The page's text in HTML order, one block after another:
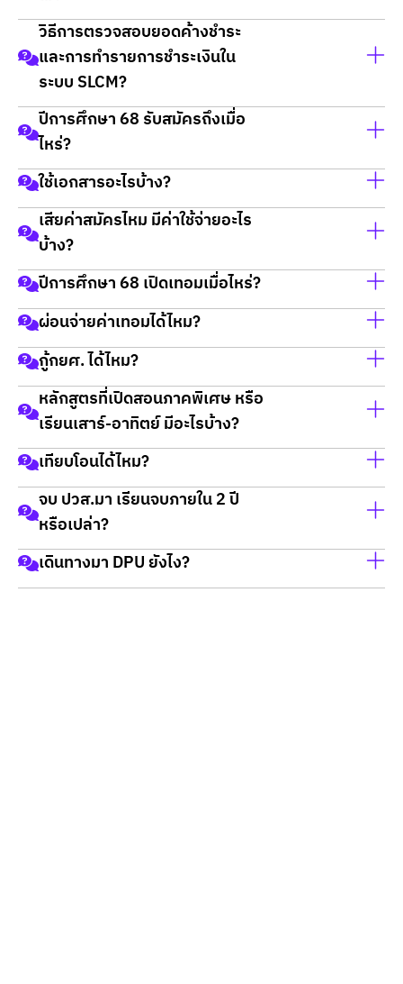
หน้าค่าเทอมปริญญาเอก
สามารถดูรายละเอียดเพิ่มเติมได้ที่
ระดับปริญญาตรี
DPU มีหอพักนักศึกษาพร้อมสิ่งอำนวยความสะดวกครบ
ครัน สอบถามข้อมูลเพิ่มเติมได้ที่หอพัก
วิธีการตรวจสอบยอดค้างชำระ
และการทำรายการชำระเงินใน
ระบบ SLCM?
นักศึกษาสามารถศึกษาวิธีการตรวจสอบยอดค้างชำระและ
การชำระเงินได้
ปีการศึกษา 68 รับสมัครถึงเมื่อ
ไหร่?
เปิดรับสมัครเทอม 1/2568 แล้ววันนี้ ถึง 10 สิงหาคม
2568
ใช้เอกสารอะไรบ้าง?
1.สำเนาบัตรประชาชน
2.สำเนาทะเบียนบ้าน
3.วุฒิการศึกษา (ใบเกรด ถ้าไม่มี สามารถยื่นภายหลังได้
ไม่ใช้ GatPat ใช้เกรด 5- 6 เทอม ก็สมัครได้เลย และไม่
กำหนดเกรดขั้นต่ำค่ะ
เสียค่าสมัครไหม มีค่าใช้จ่ายอะไร
บ้าง?
ไม่เสียค่าสมัครค่ะ สามารถสมัครแล้วรายงานตัวได้เลยค่ะ
โดยค่าใช้จ่ายมีดังนี้ค่ะ
1.กรณีไม่กู้ จ่ายค่าเทอมเบื้องต้นก่อน 10,000 บาทได้ที่
เหลือผ่อนจ่ายได้ค่ะ
2.กรณียื่นกู้ กยศ. ทั้งรายใหม่และรายเก่า
จ่ายค่ามัดจำสิทธิ์การกู้ 2,000 บาท โดยไม่ต้องสำรองจ่าย
ค่าเทอมก่อนค่ะ
ปีการศึกษา 68 เปิดเทอมเมื่อไหร่?
เปิดเทอม 1/2568 เดือนสิงหาคม 2568 (ทุกชั้นปีค่ะ)
ผ่อนจ่ายค่าเทอมได้ไหม?
สามารถผ่อนจ่ายค่าเทอมได้ค่ะ โดยนักศึกษาสามารถขึ้นไป
ติดต่อที่
ฝ่ายการเงิน อาคารอธิการบดี 2 ชั้น 3
กู้กยศ. ได้ไหม?
สามารถยื่นกู้ได้ทุกคณะ ทุกสาขา ดูรายละเอียดเพิ่มเติม
คลิกที่นี่
หลักสูตรที่เปิดสอนภาคพิเศษ หรือ
เรียนเสาร์-อาทิตย์ มีอะไรบ้าง?
มีหลักสูตรที่เปิดเรียน วันเสาร์-อาทิตย์ หลักสูตรที่เรียนวัน
อาทิตย์วันเดียว และวันพุธวันเดียว
(เฉพาะหลักสูตรบูรณาการสุขภาพและความงาม รับเฉพาะ
เทียบโอนได้ไหม?
สามารถเทียบโอนได้ โดยสามารถนำเอกสารผลการศึกษา
และคำอธิบายรายวิชามายื่นเทียบได้ตอนสมัครเรียนได้เลย
ค่ะ
จบ ปวส.มา เรียนจบภายใน 2 ปี
หรือเปล่า?
หลักสูตรเทียบโอนปวส. สามารถเรียนจบได้ภายใน 2 ปี ทั้งนี้
เดินทางมา DPU ยังไง?